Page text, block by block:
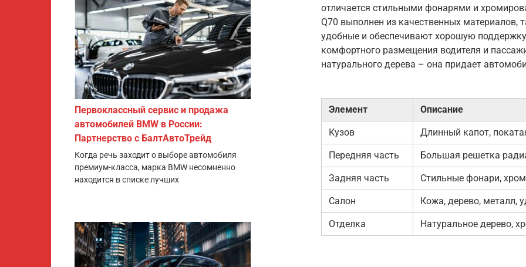
отличается стильными фонарями и
Q70 выполнен из качественных материалов,
удобные и обеспечивают хорошую
комфортного размещения водителя и
натурального дерева – она придает
Элемент Описание
Кузов Длинный капот,
Передняя часть Большая решетка
Задняя часть Стильные фонари,
Салон Кожа, дерево, металл,
Отделка Натуральное дерево,
Первоклассный сервис и продажа
автомобилей BMW в России:
Партнерство с БалтАвтоТрейд
Когда речь заходит о выборе автомобиля
премиум-класса, марка BMW несомненно
находится в списке лучших